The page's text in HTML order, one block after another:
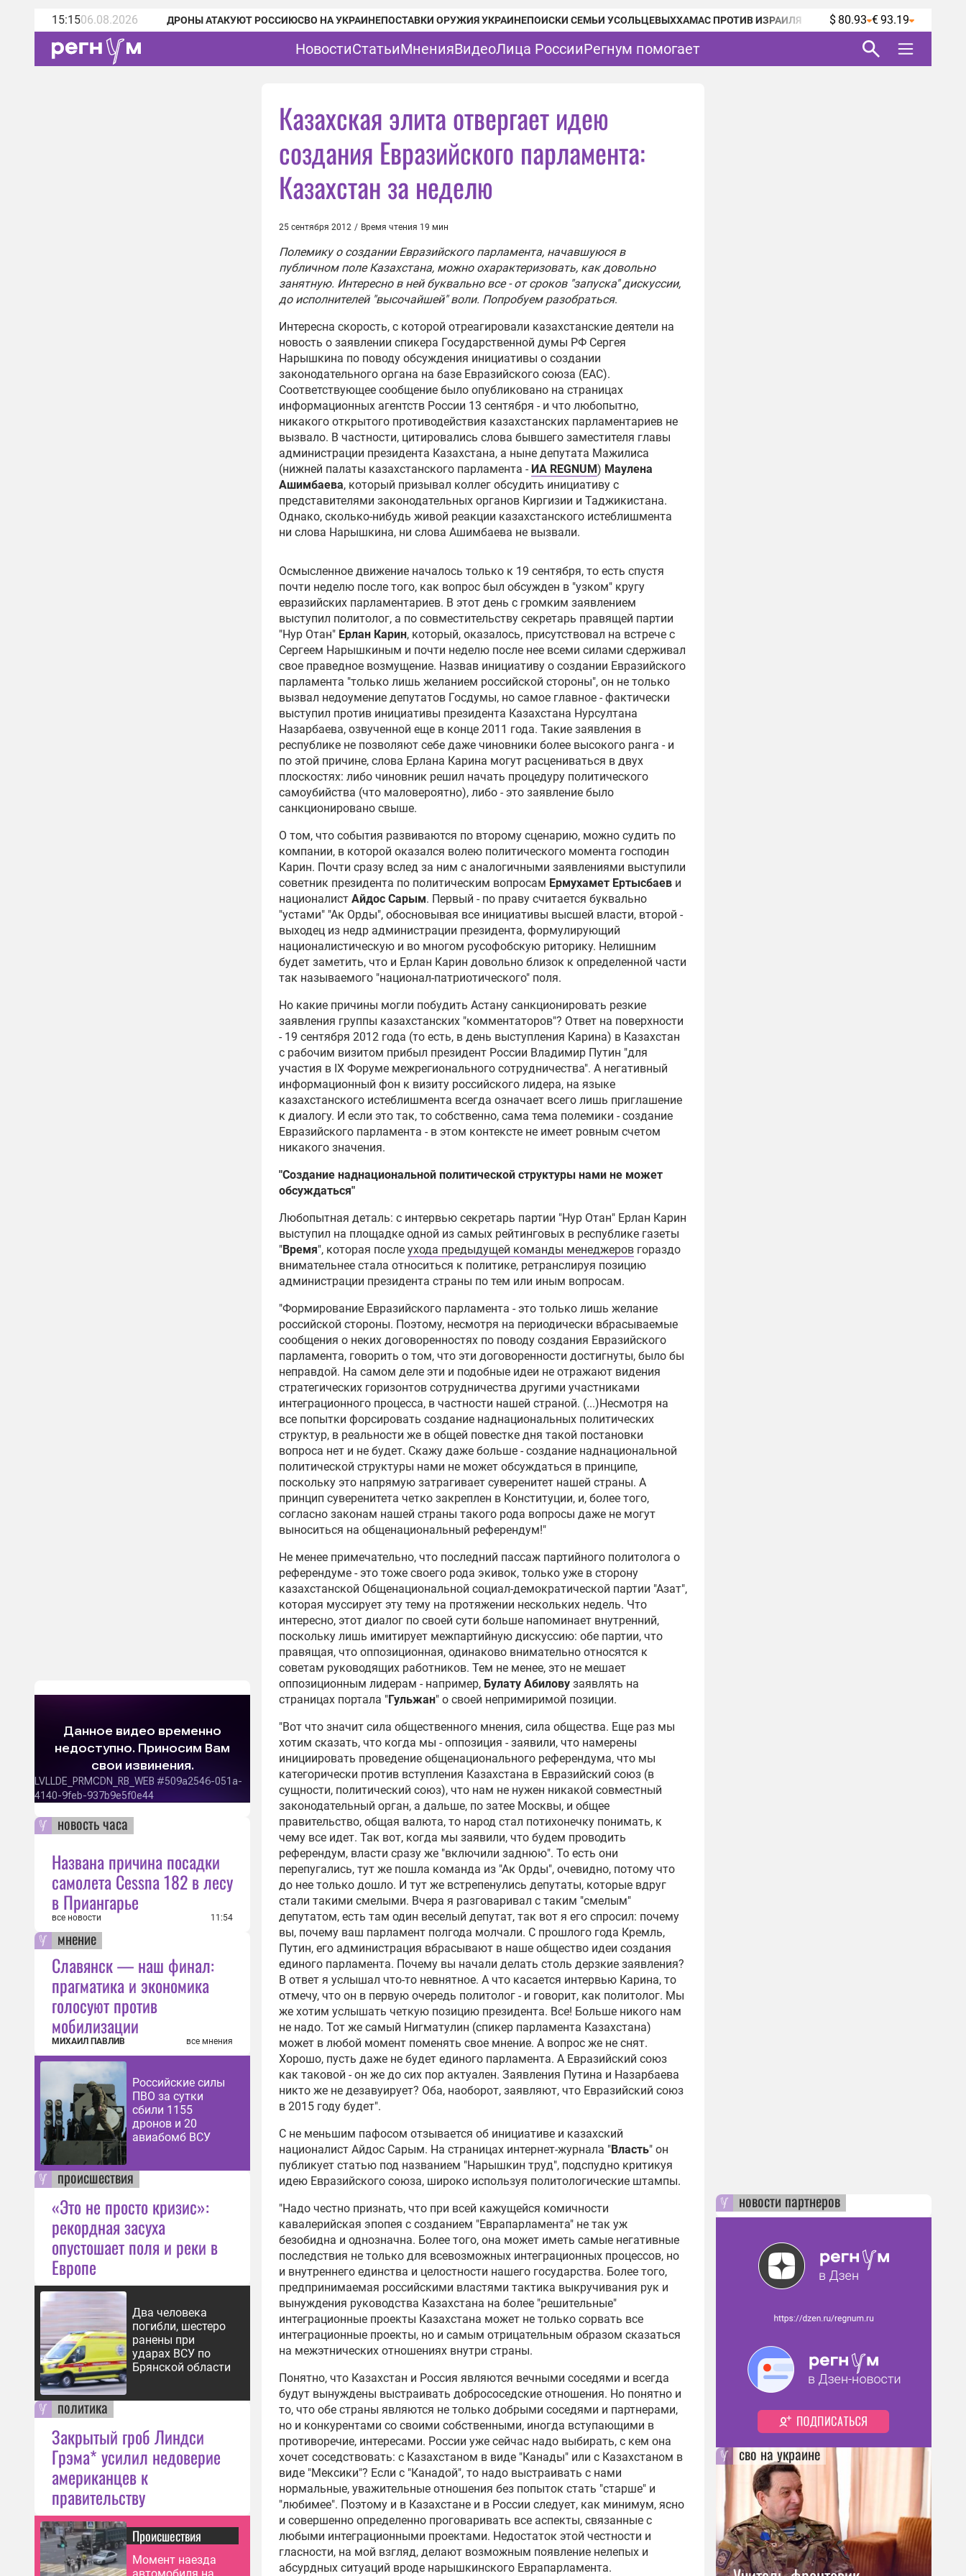
15:1506.08.2026 ДРОНЫ АТАКУЮТ РОССИЮСВО НА УКРАИНЕПОСТАВКИ ОРУЖИЯ УКРАИНЕПОИСКИ СЕМЬИ УСОЛЬЦЕВЫХХАМАС ПРОТИВ ИЗРАИЛЯ $ 80.93 € 93.19
НовостиСтатьиМненияВидеоЛица РоссииРегнум помогает
новость часа
Названа причина посадки
самолета Cessna 182 в лесу
в Приангарье
все новости 11:54
мнение
Славянск — наш финал:
прагматика и экономика
голосуют против
мобилизации
МИХАИЛ ПАВЛИВ все мнения
Российские силы
ПВО за сутки
сбили 1155
дронов и 20
авиабомб ВСУ
происшествия
«Это не просто кризис»:
рекордная засуха
опустошает поля и реки в
Европе
Два человека
погибли, шестеро
ранены при
ударах ВСУ по
Брянской области
политика
Закрытый гроб Линдси
Грэма* усилил недоверие
американцев к
правительству
Происшествия
Момент наезда
Казахская элита отвергает идею
создания Евразийского парламента:
Казахстан за неделю
25 сентября 2012 / Время чтения 19 мин
Полемику о создании Евразийского парламента, начавшуюся в
публичном поле Казахстана, можно охарактеризовать, как довольно
занятную. Интересно в ней буквально все - от сроков "запуска" дискуссии,
до исполнителей "высочайшей" воли. Попробуем разобраться.
Интересна скорость, с которой отреагировали казахстанские деятели на
новость о заявлении спикера Государственной думы РФ Сергея
Нарышкина по поводу обсуждения инициативы о создании
законодательного органа на базе Евразийского союза (ЕАС).
Соответствующее сообщение было опубликовано на страницах
информационных агентств России 13 сентября - и что любопытно,
никакого открытого противодействия казахстанских парламентариев не
вызвало. В частности, цитировались слова бывшего заместителя главы
администрации президента Казахстана, а ныне депутата Мажилиса
(нижней палаты казахстанского парламента - ИА REGNUM) Маулена
Ашимбаева, который призывал коллег обсудить инициативу с
представителями законодательных органов Киргизии и Таджикистана.
Однако, сколько-нибудь живой реакции казахстанского истеблишмента
ни слова Нарышкина, ни слова Ашимбаева не вызвали.
Осмысленное движение началось только к 19 сентября, то есть спустя
почти неделю после того, как вопрос был обсужден в "узком" кругу
евразийских парламентариев. В этот день с громким заявлением
выступил политолог, а по совместительству секретарь правящей партии
"Нур Отан" Ерлан Карин, который, оказалось, присутствовал на встрече с
Сергеем Нарышкиным и почти неделю после нее всеми силами сдерживал
свое праведное возмущение. Назвав инициативу о создании Евразийского
парламента "только лишь желанием российской стороны", он не только
вызвал недоумение депутатов Госдумы, но самое главное - фактически
выступил против инициативы президента Казахстана Нурсултана
Назарбаева, озвученной еще в конце 2011 года. Такие заявления в
республике не позволяют себе даже чиновники более высокого ранга - и
по этой причине, слова Ерлана Карина могут расцениваться в двух
плоскостях: либо чиновник решил начать процедуру политического
самоубийства (что маловероятно), либо - это заявление было
санкционировано свыше.
О том, что события развиваются по второму сценарию, можно судить по
компании, в которой оказался волею политического момента господин
Карин. Почти сразу вслед за ним с аналогичными заявлениями выступили
советник президента по политическим вопросам Ермухамет Ертысбаев и
националист Айдос Сарым. Первый - по праву считается буквально
"устами" "Ак Орды", обосновывая все инициативы высшей власти, второй -
выходец из недр администрации президента, формулирующий
националистическую и во многом русофобскую риторику. Нелишним
будет заметить, что и Ерлан Карин довольно близок к определенной части
так называемого "национал-патриотического" поля.
Но какие причины могли побудить Астану санкционировать резкие
заявления группы казахстанских "комментаторов"? Ответ на поверхности
- 19 сентября 2012 года (то есть, в день выступления Карина) в Казахстан
с рабочим визитом прибыл президент России Владимир Путин "для
участия в IX Форуме межрегионального сотрудничества". А негативный
информационный фон к визиту российского лидера, на языке
казахстанского истеблишмента всегда означает всего лишь приглашение
к диалогу. И если это так, то собственно, сама тема полемики - создание
Евразийского парламента - в этом контексте не имеет ровным счетом
никакого значения.
"Создание наднациональной политической структуры нами не может
обсуждаться"
Любопытная деталь: с интервью секретарь партии "Нур Отан" Ерлан Карин
выступил на площадке одной из самых рейтинговых в республике газеты
"Время", которая после ухода предыдущей команды менеджеров гораздо
внимательнее стала относиться к политике, ретранслируя позицию
администрации президента страны по тем или иным вопросам.
"Формирование Евразийского парламента - это только лишь желание
российской стороны. Поэтому, несмотря на периодически вбрасываемые
сообщения о неких договоренностях по поводу создания Евразийского
парламента, говорить о том, что эти договоренности достигнуты, было бы
неправдой. На самом деле эти и подобные идеи не отражают видения
стратегических горизонтов сотрудничества другими участниками
интеграционного процесса, в частности нашей страной. (...)Несмотря на
все попытки форсировать создание наднациональных политических
структур, в реальности же в общей повестке дня такой постановки
вопроса нет и не будет. Скажу даже больше - создание наднациональной
политической структуры нами не может обсуждаться в принципе,
поскольку это напрямую затрагивает суверенитет нашей страны. А
принцип суверенитета четко закреплен в Конституции, и, более того,
согласно законам нашей страны такого рода вопросы даже не могут
выноситься на общенациональный референдум!"
Не менее примечательно, что последний пассаж партийного политолога о
референдуме - это тоже своего рода экивок, только уже в сторону
казахстанской Общенациональной социал-демократической партии "Азат",
которая муссирует эту тему на протяжении нескольких недель. Что
интересно, этот диалог по своей сути больше напоминает внутренний,
поскольку лишь имитирует межпартийную дискуссию: обе партии, что
правящая, что оппозиционная, одинаково внимательно относятся к
советам руководящих работников. Тем не менее, это не мешает
оппозиционным лидерам - например, Булату Абилову заявлять на
страницах портала "Гульжан" о своей непримиримой позиции.
"Вот что значит сила общественного мнения, сила общества. Еще раз мы
хотим сказать, что когда мы - оппозиция - заявили, что намерены
инициировать проведение общенационального референдума, что мы
категорически против вступления Казахстана в Евразийский союз (в
сущности, политический союз), что нам не нужен никакой совместный
законодательный орган, а дальше, по затее Москвы, и общее
правительство, общая валюта, то народ стал потихонечку понимать, к
чему все идет. Так вот, когда мы заявили, что будем проводить
референдум, власти сразу же "включили заднюю". То есть они
перепугались, тут же пошла команда из "Ак Орды", очевидно, потому что
до нее только дошло. И тут же встрепенулись депутаты, которые вдруг
стали такими смелыми. Вчера я разговаривал с таким "смелым"
депутатом, есть там один веселый депутат, так вот я его спросил: почему
вы, почему ваш парламент полгода молчали. С прошлого года Кремль,
Путин, его администрация вбрасывают в наше общество идеи создания
единого парламента. Почему вы начали делать столь дерзкие заявления?
В ответ я услышал что-то невнятное. А что касается интервью Карина, то
отмечу, что он в первую очередь политолог - и говорит, как политолог. Мы
же хотим услышать четкую позицию президента. Все! Больше никого нам
не надо. Тот же самый Нигматулин (спикер парламента Казахстана)
может в любой момент поменять свое мнение. А вопрос же не снят.
Хорошо, пусть даже не будет единого парламента. А Евразийский союз
как таковой - он же до сих пор актуален. Заявления Путина и Назарбаева
никто же не дезавуирует? Оба, наоборот, заявляют, что Евразийский союз
в 2015 году будет".
С не меньшим пафосом отзывается об инициативе и казахский
националист Айдос Сарым. На страницах интернет-журнала "Власть" он
публикует статью под названием "Нарышкин труд", подспудно критикуя
идею Евразийского союза, широко используя политологические штампы.
"Надо честно признать, что при всей кажущейся комичности
кавалерийская эпопея с созданием "Еврапарламента" не так уж
безобидна и однозначна. Более того, она может иметь самые негативные
последствия не только для всевозможных интеграционных процессов, но
и внутреннего единства и целостности нашего государства. Более того,
предпринимаемая российскими властями тактика выкручивания рук и
вынуждения руководства Казахстана на более "решительные"
интеграционные проекты Казахстана может не только сорвать все
интеграционные проекты, но и самым отрицательным образом сказаться
на межэтнических отношениях внутри страны.
Понятно, что Казахстан и Россия являются вечными соседями и всегда
будут вынуждены выстраивать добрососедские отношения. Но понятно и
то, что обе страны являются не только добрыми соседями и партнерами,
но и конкурентами со своими собственными, иногда вступающими в
противоречие, интересами. России уже сейчас надо выбирать, с кем она
хочет соседствовать: с Казахстаном в виде "Канады" или с Казахстаном в
виде "Мексики"? Если с "Канадой", то надо выстраивать с нами
нормальные, уважительные отношения без попыток стать "старше" и
"любимее". Поэтому и в Казахстане и в России следует, как минимум, ясно
и совершенно определенно проговаривать все аспекты, связанные с
любыми интеграционными проектами. Недостаток этой честности и
гласности, на мой взгляд, делают возможным появление нелепых и
абсурдных ситуаций вроде нарышкинского Еврапарламента.
новости партнеров
сво на украине